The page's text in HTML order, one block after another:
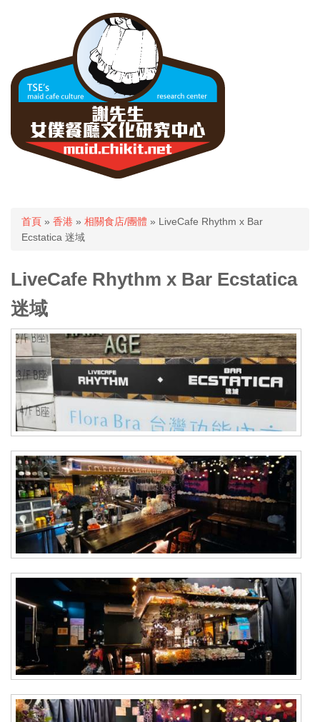
您在這裡
首頁 » 香港 » 相關食店/團體 » LiveCafe Rhythm x Bar
Ecstatica 迷域
LiveCafe Rhythm x Bar Ecstatica
迷域